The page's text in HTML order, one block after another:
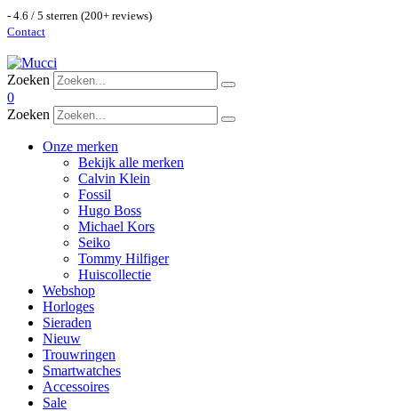
- 4.6 / 5 sterren (200+ reviews)
Contact
Zoeken
0
Zoeken
Onze merken
Bekijk alle merken
Calvin Klein
Fossil
Hugo Boss
Michael Kors
Seiko
Tommy Hilfiger
Huiscollectie
Webshop
Horloges
Sieraden
Nieuw
Trouwringen
Smartwatches
Accessoires
Sale